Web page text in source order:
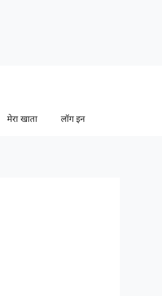
मेरा खाता लॉग इन